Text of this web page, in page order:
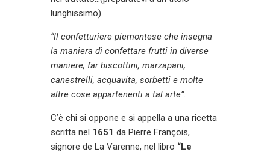
lunghissimo)
“Il confetturiere piemontese che insegna
la maniera di confettare frutti in diverse
maniere, far biscottini, marzapani,
canestrelli, acquavita, sorbetti e molte
altre cose appartenenti a tal arte”.
C’è chi si oppone e si appella a una ricetta
scritta nel 1651 da Pierre François,
signore de La Varenne, nel libro “Le